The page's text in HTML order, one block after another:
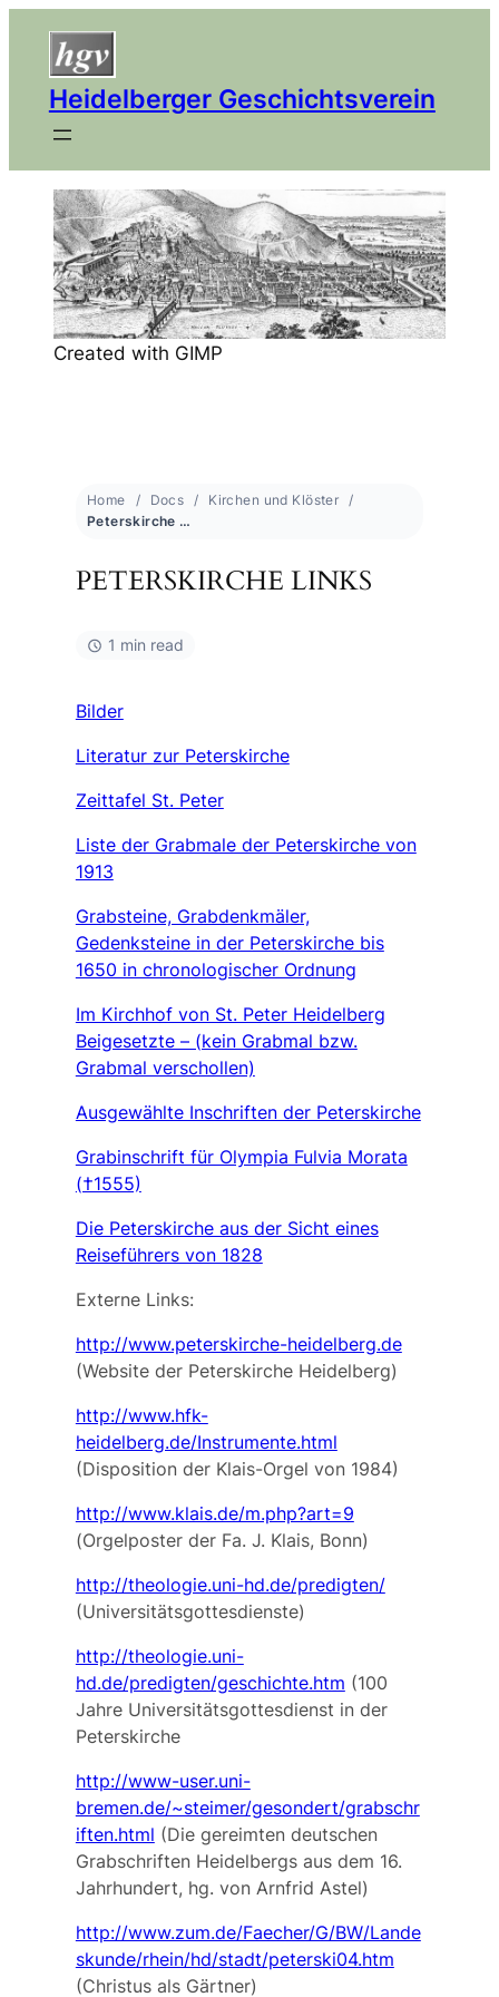
Heidelberger Geschichtsverein
Created with GIMP
Home Docs
Kirchen und Klöster
Peterskirche Links
PETERSKIRCHE LINKS
1 min read
Bilder
Literatur zur Peterskirche
Zeittafel St. Peter
Liste der Grabmale der Peterskirche von
1913
Grabsteine, Grabdenkmäler,
Gedenksteine in der Peterskirche bis
1650 in chronologischer Ordnung
Im Kirchhof von St. Peter Heidelberg
Beigesetzte – (kein Grabmal bzw.
Grabmal verschollen)
Ausgewählte Inschriften der Peterskirche
Grabinschrift für Olympia Fulvia Morata
(†1555)
Die Peterskirche aus der Sicht eines
Reiseführers von 1828
Externe Links:
http://www.peterskirche-heidelberg.de
(Website der Peterskirche Heidelberg)
http://www.hfk-
heidelberg.de/Instrumente.html
(Disposition der Klais-Orgel von 1984)
http://www.klais.de/m.php?art=9
(Orgelposter der Fa. J. Klais, Bonn)
http://theologie.uni-hd.de/predigten/
(Universitätsgottesdienste)
http://theologie.uni-
hd.de/predigten/geschichte.htm (100
Jahre Universitätsgottesdienst in der
Peterskirche
http://www-user.uni-
bremen.de/~steimer/gesondert/grabschr
iften.html (Die gereimten deutschen
Grabschriften Heidelbergs aus dem 16.
Jahrhundert, hg. von Arnfrid Astel)
http://www.zum.de/Faecher/G/BW/Lande
skunde/rhein/hd/stadt/peterski04.htm
(Christus als Gärtner)